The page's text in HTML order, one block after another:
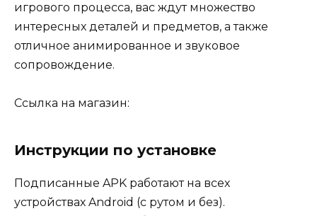
игрового процесса, вас ждут множество
интересных деталей и предметов, а также
отличное анимированное и звуковое
сопровождение.
Ссылка на магазин:
Инструкции по установке
Подписанные APK работают на всех
устройствах Android (с рутом и без).